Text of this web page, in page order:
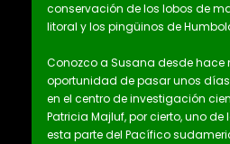
conservación de los lobos de
litoral y los pingüinos de
Conozco a Susana desde hace
oportunidad de pasar unos
en el centro de investigación
Patricia Majluf, por cierto, uno
esta parte del Pacífico